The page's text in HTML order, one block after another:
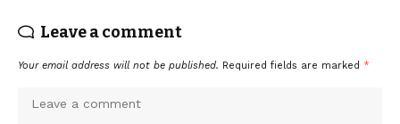
Leave a comment
Your email address will not be published. Required fields are marked *